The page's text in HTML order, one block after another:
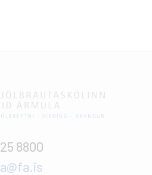
8800